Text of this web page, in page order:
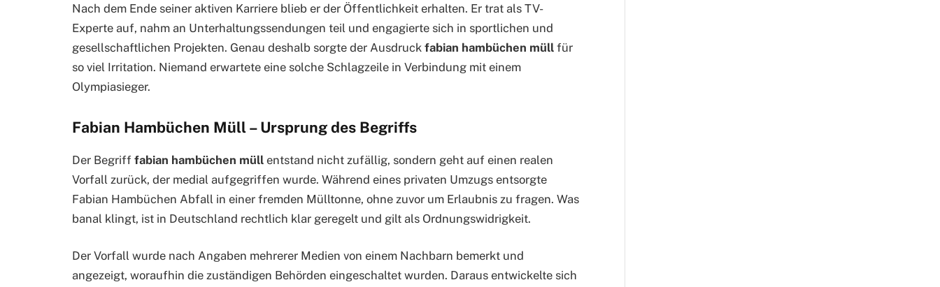
Nach dem Ende seiner aktiven Karriere blieb er der Öffentlichkeit erhalten. Er trat als TV-
Experte auf, nahm an Unterhaltungssendungen teil und engagierte sich in sportlichen und
gesellschaftlichen Projekten. Genau deshalb sorgte der Ausdruck fabian hambüchen müll für
so viel Irritation. Niemand erwartete eine solche Schlagzeile in Verbindung mit einem
Olympiasieger.
Fabian Hambüchen Müll – Ursprung des Begriffs
Der Begriff fabian hambüchen müll entstand nicht zufällig, sondern geht auf einen realen
Vorfall zurück, der medial aufgegriffen wurde. Während eines privaten Umzugs entsorgte
Fabian Hambüchen Abfall in einer fremden Mülltonne, ohne zuvor um Erlaubnis zu fragen. Was
banal klingt, ist in Deutschland rechtlich klar geregelt und gilt als Ordnungswidrigkeit.
Der Vorfall wurde nach Angaben mehrerer Medien von einem Nachbarn bemerkt und
angezeigt, woraufhin die zuständigen Behörden eingeschaltet wurden. Daraus entwickelte sich